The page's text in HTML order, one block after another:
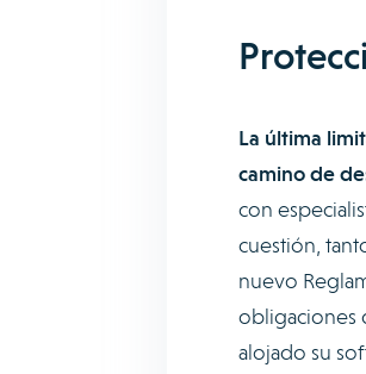
La última
camino de
con
cuestión,
nuevo
obligaciones
alojado su